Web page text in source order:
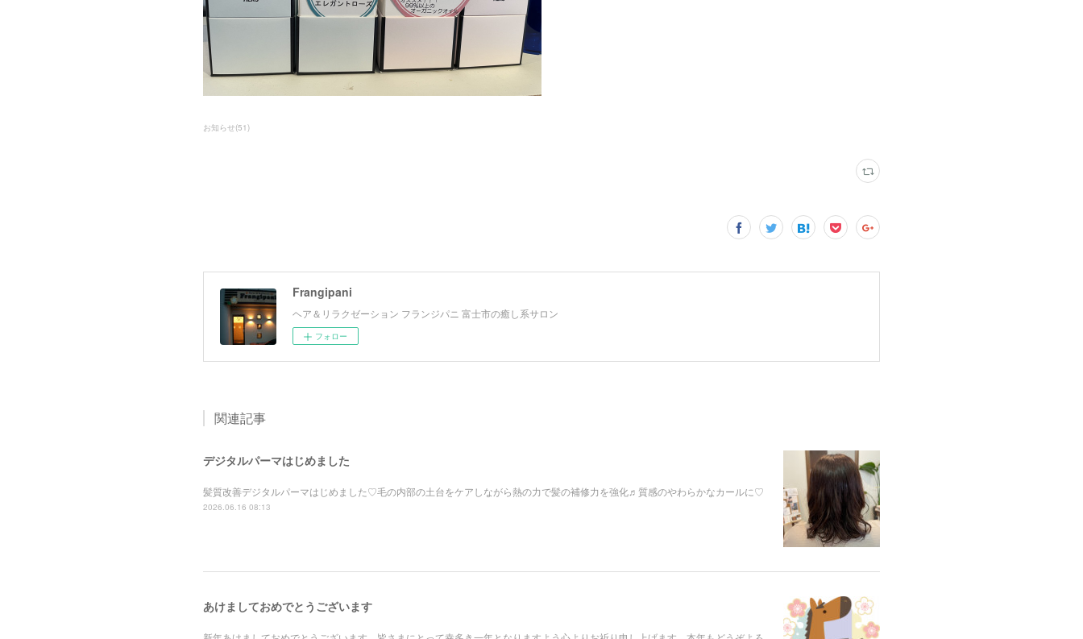
お知らせ(51)
Frangipani
ヘア＆リラクゼーション フランジパニ 富士市の癒し系サロン
フォロー
関連記事
デジタルパーマはじめました
髪質改善デジタルパーマはじめました♡毛の内部の土台をケアしながら熱の力で髪の補修力を強化♬質感のやわらかなカールに♡
2026.06.16 08:13
あけましておめでとうございます